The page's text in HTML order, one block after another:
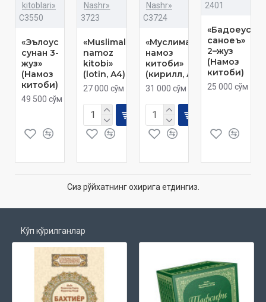
kitoblari»
C3550
«Эълоус
сунан 3-
жуз»
(Намоз
китоби)
49 500 сўм
Nashr»
3723
«Muslimalar
namoz
kitobi»
(lotin, A4)
27 000 сўм
Nashr»
C3724
«Муслималар
намоз
китоби»
(кирилл, A4)
31 000 сўм
2401
«Бадоеус
саноеъ»‎
2–жуз
(Намоз
китоби)
25 000 сўм
Сиз рўйхатнинг охирига етдингиз.
Кўп кўрилганлар